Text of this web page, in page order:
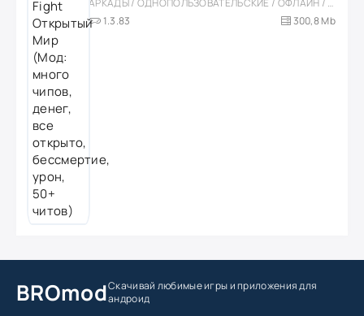
АРКАДЫ / ОДНОПОЛЬЗОВАТЕЛЬСКИЕ / ОФЛАЙН / МОД / РОЛЕВЫЕ / ШУТЕРЫ / ОТКРЫТЫЙ МИР / ВСТРОЕННЫЙ КЕШ / 3D / ЭКШЕНЫ / ТУАЛЕТНЫЕ ВОЙНЫ / ДЛЯ ДЕТЕЙ
1.3.83
300,8 Mb
BROmodСкачивай любимые игрыи приложения для
андроид